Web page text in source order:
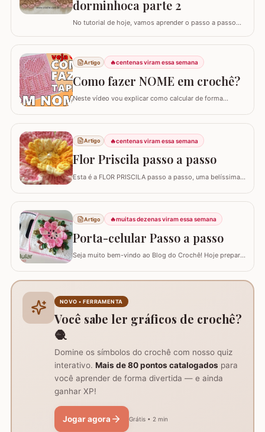
dorminhoca parte 2
No tutorial de hoje, vamos aprender o passo a passo
HIGIÊNICO CORUJA DORMINHOCA. Esta peça é
essencial para compor o jogo de banheiro que já faz o
maior sucesso aqui no blog. Este trabalho é a
continuação perfeita para quem deseja um ambiente
harmonioso e…
Artigo 🔥centenas viram essa semana
Como fazer NOME em crochê?
Neste vídeo vou explicar como calcular de forma
Artigo 🔥centenas viram essa semana
Flor Priscila passo a passo
Esta é a FLOR PRISCILA passo a passo, uma belíssima
vai valorizar seus trabalhos. Barbante barroco
R
Artigo 🔥muitas dezenas viram essa semana
Porta-celular Passo a passo
Seja muito bem-vindo ao Blog do Crochê! Hoje preparei
carregador dentro da bolsa, ele funciona como um
suporte inteligente na hora de carregar seu…
NOVO • FERRAMENTA
Você sabe ler gráficos de crochê?
🧶
Domine os símbolos do crochê com nosso quiz
interativo. Mais de 80 pontos catalogados para
você aprender de forma divertida — e ainda
ganhar XP!
Jogar agora Grátis • 2 min